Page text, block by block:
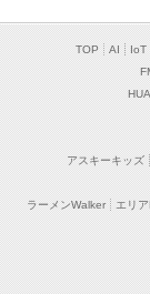
TOP AI IoT
アスキーキッズ
ラーメンWalker
エリ